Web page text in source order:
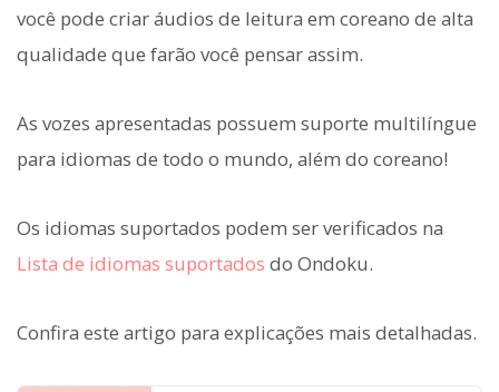
você pode criar áudios de leitura em coreano de alta
qualidade que farão você pensar assim.
As vozes apresentadas possuem suporte multilíngue
para idiomas de todo o mundo, além do coreano!
Os idiomas suportados podem ser verificados na
Lista de idiomas suportados do Ondoku.
Confira este artigo para explicações mais detalhadas.